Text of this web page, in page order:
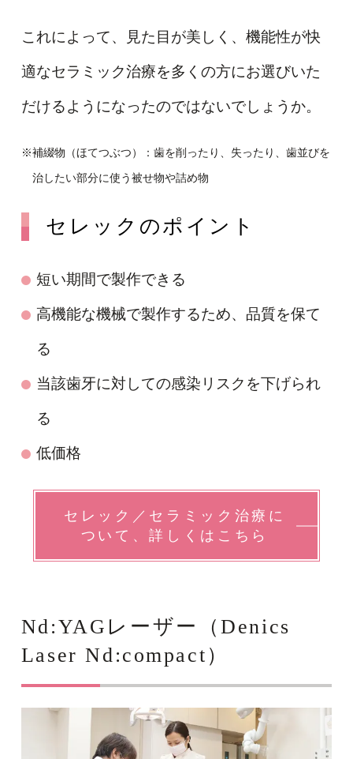
これによって、見た目が美しく、機能性が快
適なセラミック治療を多くの方にお選びいた
だけるようになったのではないでしょうか。
※補綴物（ほてつぶつ）：歯を削ったり、失ったり、歯並びを
治したい部分に使う被せ物や詰め物
セレックのポイント
短い期間で製作できる
高機能な機械で製作するため、品質を保て
る
当該歯牙に対しての感染リスクを下げられ
る
低価格
セレック／セラミック治療に
ついて、詳しくはこちら
Nd:YAGレーザー（Denics
Laser Nd:compact）